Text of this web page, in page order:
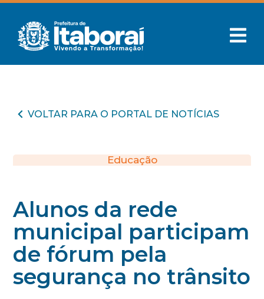
VOLTAR PARA O PORTAL DE NOTÍCIAS
Educação
Alunos da rede
municipal participam
de fórum pela
segurança no trânsito